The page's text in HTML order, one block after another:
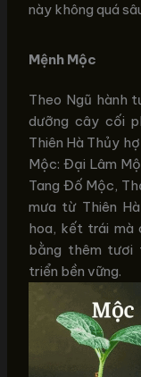
này không quá
Mệnh Mộc
Theo Ngũ hành
dưỡng cây cối
Thiên Hà Thủy
Mộc: Đại Lâm
Tang Đố Mộc,
mưa từ Thiên
hoa, kết trái mà
bằng thêm tươi
triển bền vững.